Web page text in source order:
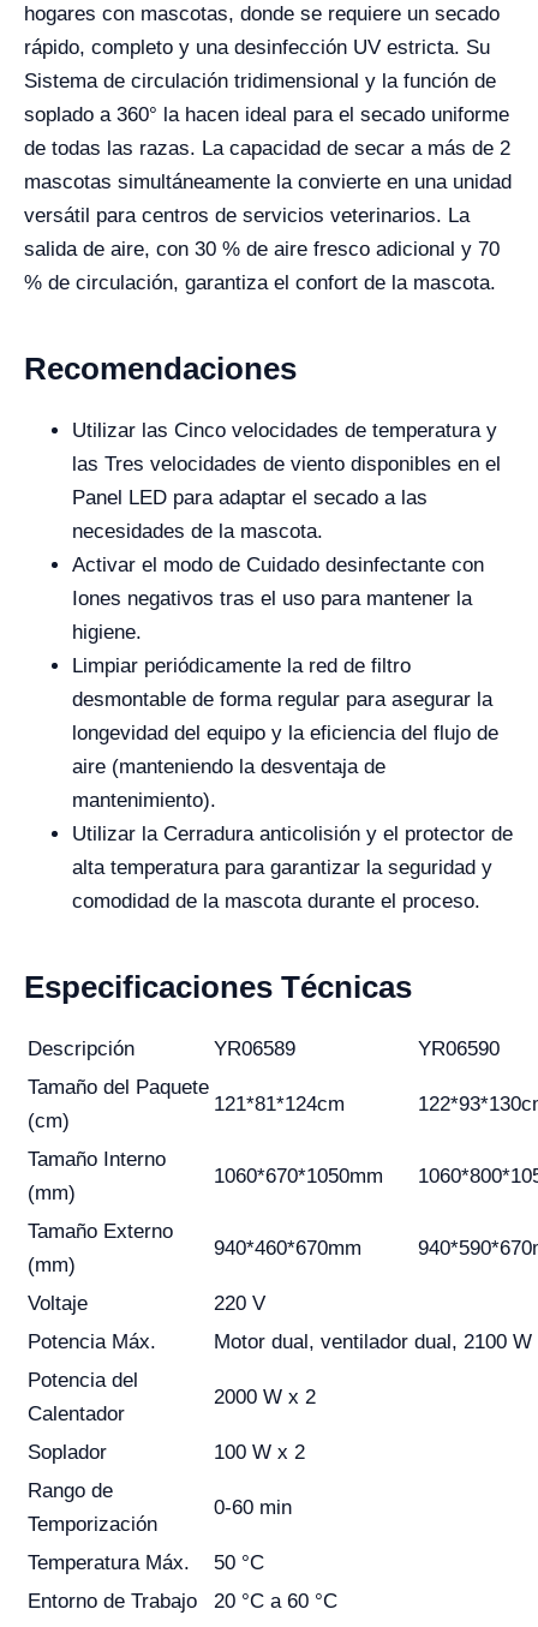
hogares con mascotas, donde se requiere un secado
rápido, completo y una desinfección UV estricta. Su
Sistema de circulación tridimensional y la función de
soplado a 360° la hacen ideal para el secado uniforme
de todas las razas. La capacidad de secar a más de 2
mascotas simultáneamente la convierte en una unidad
versátil para centros de servicios veterinarios. La
salida de aire, con 30 % de aire fresco adicional y 70
% de circulación, garantiza el confort de la mascota.
Recomendaciones
Utilizar las Cinco velocidades de temperatura y
las Tres velocidades de viento disponibles en el
Panel LED para adaptar el secado a las
necesidades de la mascota.
Activar el modo de Cuidado desinfectante con
Iones negativos tras el uso para mantener la
higiene.
Limpiar periódicamente la red de filtro
desmontable de forma regular para asegurar la
longevidad del equipo y la eficiencia del flujo de
aire (manteniendo la desventaja de
mantenimiento).
Utilizar la Cerradura anticolisión y el protector de
alta temperatura para garantizar la seguridad y
comodidad de la mascota durante el proceso.
Especificaciones Técnicas
Descripción YR06589
YR06590
Tamaño del Paquete
(cm)
121*81*124cm
Tamaño Interno
(mm)
1060*670*1050mm
Tamaño Externo
(mm)
940*460*670mm
Voltaje
220 V
Potencia Máx.
Motor dual, ventilador dual, 2100 W
Potencia del
Calentador
2000 W x 2
Soplador
100 W x 2
Rango de
Temporización
0-60 min
Temperatura Máx.
50 °C
Entorno de Trabajo
20 °C a 60 °C